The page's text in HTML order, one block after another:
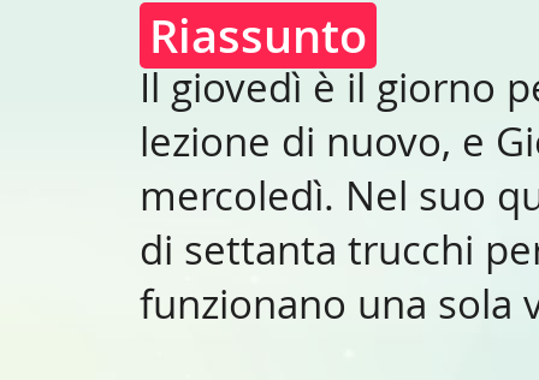
Riassunto
Il giovedì è il giorno
lezione di nuovo, e
mercoledì. Nel suo
di settanta trucchi
funzionano una sola